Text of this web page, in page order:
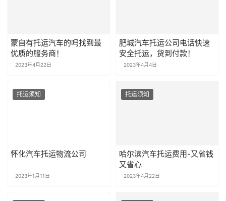
蒙自有托运汽车的吗找到最
优质的服务商！
2023年4月22日
肥城汽车托运公司电话快速
安全托运，货到付款！
2023年4月4日
托运须知
怀化汽车托运物流公司
2023年1月11日
托运须知
哈尔滨汽车托运费用-又省钱
又省心
2023年4月22日